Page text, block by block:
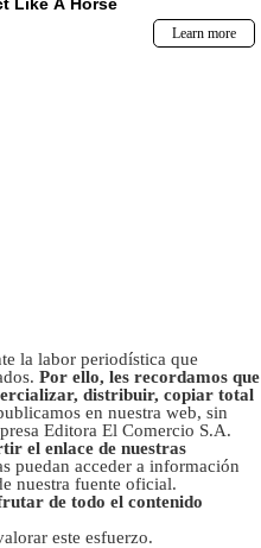
la labor periodística que
Por ello, les recordamos que
distribuir, copiar total
en nuestra web, sin
Editora El Comercio S.A.
el enlace de nuestras
puedan acceder a información
nuestra fuente oficial.
de todo el contenido
este esfuerzo.